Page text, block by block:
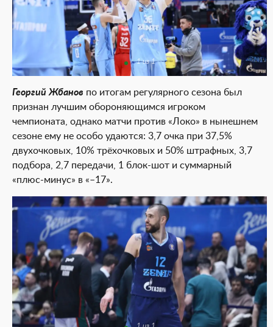
1 из 1
Георгий Жбанов по итогам регулярного сезона был
признан лучшим обороняющимся игроком
чемпионата, однако матчи против «Локо» в нынешнем
сезоне ему не особо удаются: 3,7 очка при 37,5%
двухочковых, 10% трёхочковых и 50% штрафных, 3,7
подбора, 2,7 передачи, 1 блок-шот и суммарный
«плюс-минус» в «–17».